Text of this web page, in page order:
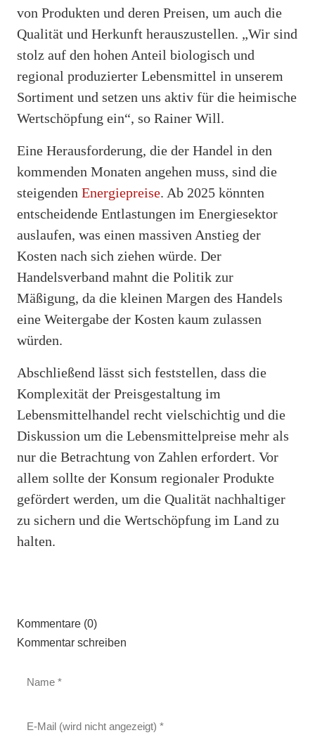
von Produkten und deren Preisen, um auch die
Qualität und Herkunft herauszustellen. „Wir sind
stolz auf den hohen Anteil biologisch und
regional produzierter Lebensmittel in unserem
Sortiment und setzen uns aktiv für die heimische
Wertschöpfung ein“, so Rainer Will.
Eine Herausforderung, die der Handel in den
kommenden Monaten angehen muss, sind die
steigenden Energiepreise. Ab 2025 könnten
entscheidende Entlastungen im Energiesektor
auslaufen, was einen massiven Anstieg der
Kosten nach sich ziehen würde. Der
Handelsverband mahnt die Politik zur
Mäßigung, da die kleinen Margen des Handels
eine Weitergabe der Kosten kaum zulassen
würden.
Abschließend lässt sich feststellen, dass die
Komplexität der Preisgestaltung im
Lebensmittelhandel recht vielschichtig und die
Diskussion um die Lebensmittelpreise mehr als
nur die Betrachtung von Zahlen erfordert. Vor
allem sollte der Konsum regionaler Produkte
gefördert werden, um die Qualität nachhaltiger
zu sichern und die Wertschöpfung im Land zu
halten.
Kommentare (0)
Kommentar schreiben